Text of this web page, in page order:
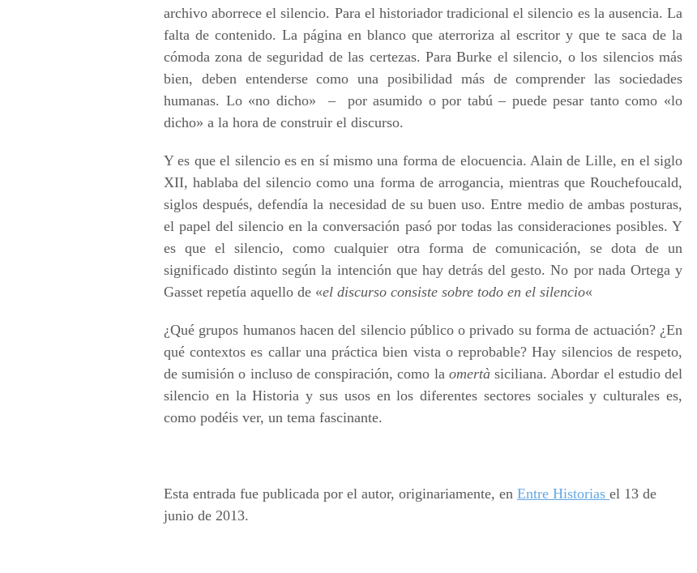
archivo aborrece el silencio. Para el historiador tradicional el silencio es la ausencia. La
falta de contenido. La página en blanco que aterroriza al escritor y que te saca de la
cómoda zona de seguridad de las certezas. Para Burke el silencio, o los silencios más
bien, deben entenderse como una posibilidad más de comprender las sociedades
humanas. Lo «no dicho» – por asumido o por tabú – puede pesar tanto como «lo
dicho» a la hora de construir el discurso.
Y es que el silencio es en sí mismo una forma de elocuencia. Alain de Lille, en el siglo
XII, hablaba del silencio como una forma de arrogancia, mientras que Rouchefoucald,
siglos después, defendía la necesidad de su buen uso. Entre medio de ambas posturas,
el papel del silencio en la conversación pasó por todas las consideraciones posibles. Y
es que el silencio, como cualquier otra forma de comunicación, se dota de un
significado distinto según la intención que hay detrás del gesto. No por nada Ortega y
Gasset repetía aquello de «el discurso consiste sobre todo en el silencio«
¿Qué grupos humanos hacen del silencio público o privado su forma de actuación? ¿En
qué contextos es callar una práctica bien vista o reprobable? Hay silencios de respeto,
de sumisión o incluso de conspiración, como la omertàsiciliana. Abordar el estudio del
silencio en la Historia y sus usos en los diferentes sectores sociales y culturales es,
como podéis ver, un tema fascinante.
Esta entrada fue publicada por el autor, originariamente, en Entre Historias el 13 de
junio de 2013.